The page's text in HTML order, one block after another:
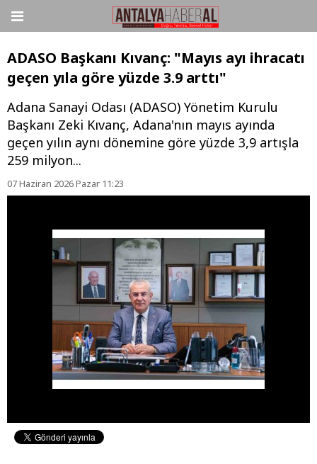
ADASO Başkanı Kıvanç: "Mayıs ayı ihracatı
geçen yıla göre yüzde 3.9 arttı"
Adana Sanayi Odası (ADASO) Yönetim Kurulu
Başkanı Zeki Kıvanç, Adana'nın mayıs ayında
geçen yılın aynı dönemine göre yüzde 3,9 artışla
259 milyon...
07 Haziran 2026 Pazar 11:23